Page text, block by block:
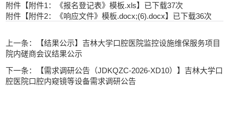
附件【附件1：《报名登记表》模板.xls】已下载37次
附件【附件2：《响应文件》模板.docx;(6).docx】已下载36次
上一条：【结果公示】吉林大学口腔医院监控设施维保服务项目
院内磋商会议结果公示
下一条：【需求调研公告（JDKQZC-2026-XD10）】吉林大学口
腔医院口腔内窥镜等设备需求调研公告